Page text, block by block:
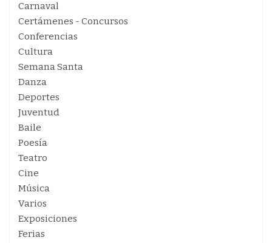
Carnaval
Certámenes - Concursos
Conferencias
Cultura
Semana Santa
Danza
Deportes
Juventud
Baile
Poesía
Teatro
Cine
Música
Varios
Exposiciones
Ferias